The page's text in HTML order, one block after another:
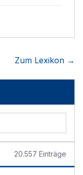
Zum Lexikon →
20.557 Einträge